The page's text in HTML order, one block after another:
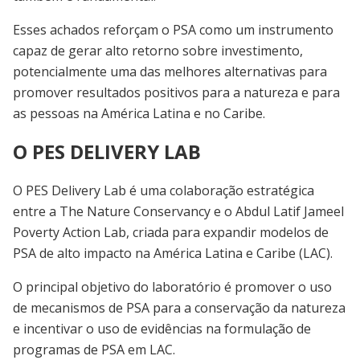
Esses achados reforçam o PSA como um instrumento
capaz de gerar alto retorno sobre investimento,
potencialmente uma das melhores alternativas para
promover resultados positivos para a natureza e para
as pessoas na América Latina e no Caribe.
O PES DELIVERY LAB
O PES Delivery Lab é uma colaboração estratégica
entre a The Nature Conservancye o Abdul Latif Jameel
Poverty Action Lab, criada para expandir modelos de
PSA de alto impacto na América Latina e Caribe (LAC).
O principal objetivo do laboratório é promover o uso
de mecanismos de PSA para a conservação da natureza
e incentivar o uso de evidências na formulação de
programas de PSA em LAC.